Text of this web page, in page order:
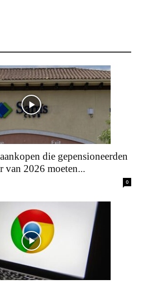
die gepensioneerden
van 2026 moeten...
0